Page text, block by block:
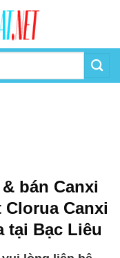
bán Canxi
Canxi
tại Bạc Liêu